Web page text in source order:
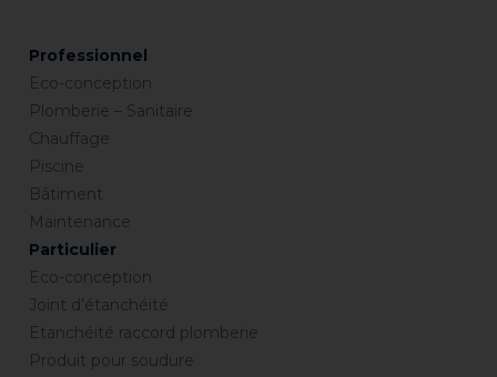
Professionnel
Eco-conception
Plomberie – Sanitaire
Chauffage
Piscine
Bâtiment
Maintenance
Particulier
Eco-conception
Joint d’étanchéité
Etanchéité raccord plomberie
Produit pour soudure